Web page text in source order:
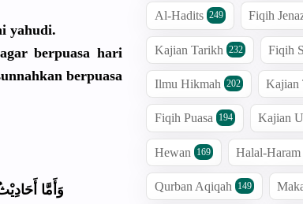
i yahudi.
berpuasa hari
n berpuasa
وَأَمَّا
Al-Hadits 249 Fiqih
Kajian Tarikh 232 Fiqih
Ilmu Hikmah 202 Kajian
Fiqih Puasa 194 Kajian
Hewan 169 Halal-
Qurban Aqiqah 149